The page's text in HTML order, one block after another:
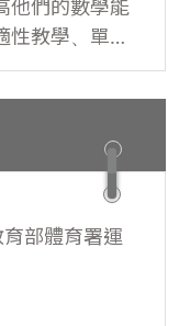
凸顯出的堅強
」他期盼他這
繼續傳承下
他們的數學能
性教學、單元
交出了漂亮的
績出爐，康橋
學數學能力
能力競賽
都榮獲佳
部體育署運